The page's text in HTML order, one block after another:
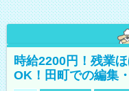
時給2200円！残業
OK！田町での編集